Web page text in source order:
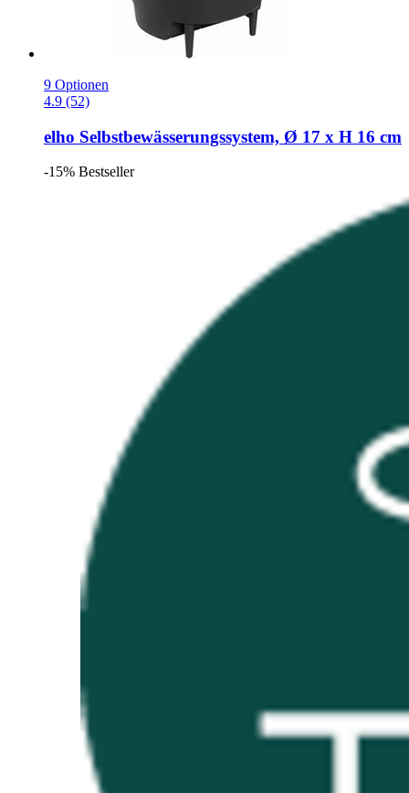
9 Optionen
4.9 (52)
elho Selbstbewässerungssystem, Ø 17 x H 16 cm
-15% Bestseller